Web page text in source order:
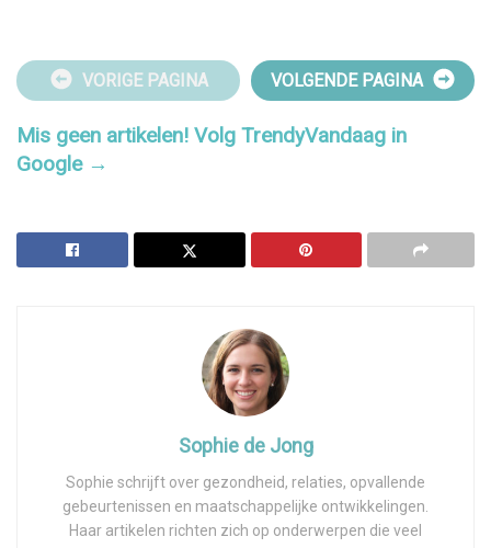
VORIGE PAGINA VOLGENDE PAGINA
Mis geen artikelen! Volg TrendyVandaag in
Google →
Sophie de Jong
Sophie schrijft over gezondheid, relaties, opvallende
gebeurtenissen en maatschappelijke ontwikkelingen.
Haar artikelen richten zich op onderwerpen die veel